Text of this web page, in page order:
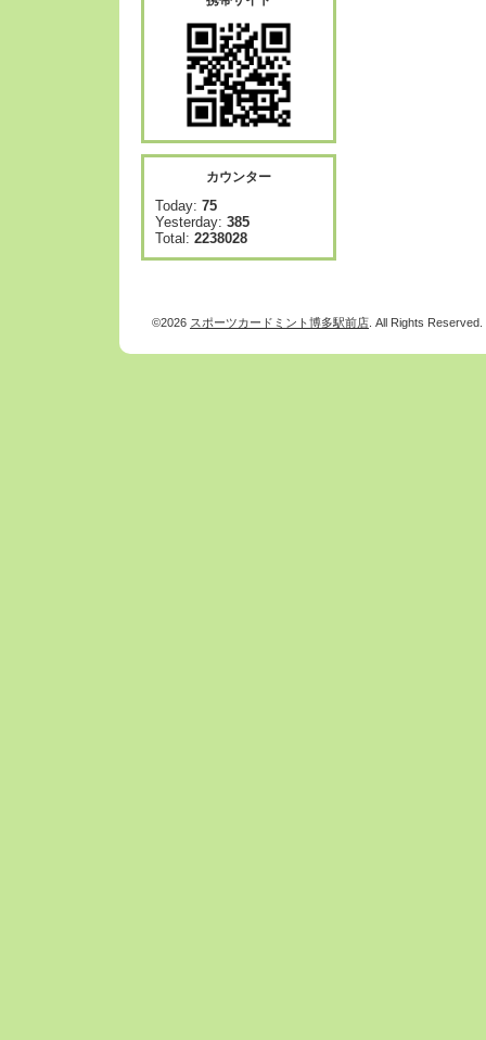
カウンター
Today: 75
Yesterday: 385
Total: 2238028
©2026 スポーツカードミント博多駅前店 . All Rights Reserved.